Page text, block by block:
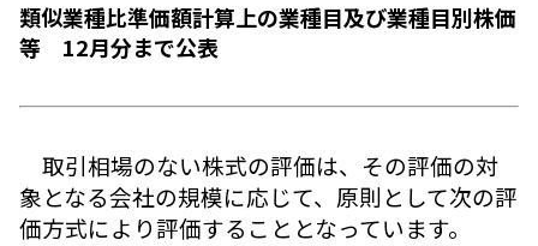
類似業種比準価額計算上の業種目及び業種目別株価
等 12月分まで公表
取引相場のない株式の評価は、その評価の対
象となる会社の規模に応じて、原則として次の評
価方式により評価することとなっています。